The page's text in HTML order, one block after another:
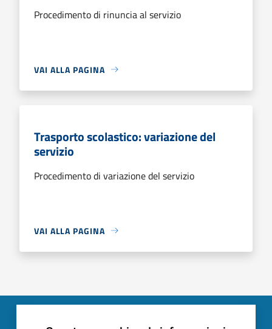
Procedimento di rinuncia al servizio
VAI ALLA PAGINA
Trasporto scolastico: variazione del
servizio
Procedimento di variazione del servizio
VAI ALLA PAGINA